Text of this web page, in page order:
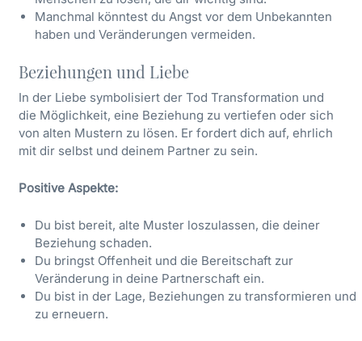
Manchmal könntest du Angst vor dem Unbekannten
haben und Veränderungen vermeiden.
Beziehungen und Liebe
In der Liebe symbolisiert der Tod Transformation und
die Möglichkeit, eine Beziehung zu vertiefen oder sich
von alten Mustern zu lösen. Er fordert dich auf, ehrlich
mit dir selbst und deinem Partner zu sein.
Positive Aspekte:
Du bist bereit, alte Muster loszulassen, die deiner
Beziehung schaden.
Du bringst Offenheit und die Bereitschaft zur
Veränderung in deine Partnerschaft ein.
Du bist in der Lage, Beziehungen zu transformieren und
zu erneuern.